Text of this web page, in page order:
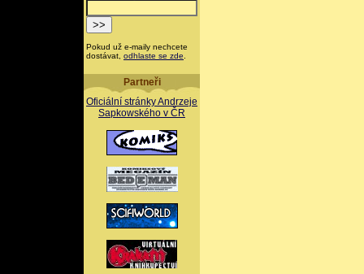
Pokud už e-maily nechcete
dostávat, odhlaste se zde
Partneři
Oficiální stránky Andrzeje
Sapkowského v ČR